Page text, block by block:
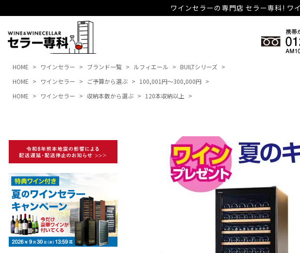
ワインセラーの専門店 セラー専科! ワ
HOME ワインセラー ブランド一覧 ルフィエール
BUILTシリーズ
HOME
ワインセラー ご予算から選ぶ
100,001円～300,000円
HOME
ワインセラー 収納本数から選ぶ 120本収納以上